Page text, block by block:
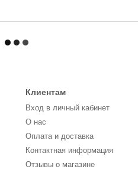
Клиентам
Вход в личный кабинет
О нас
Оплата и доставка
Контактная информация
Отзывы о магазине